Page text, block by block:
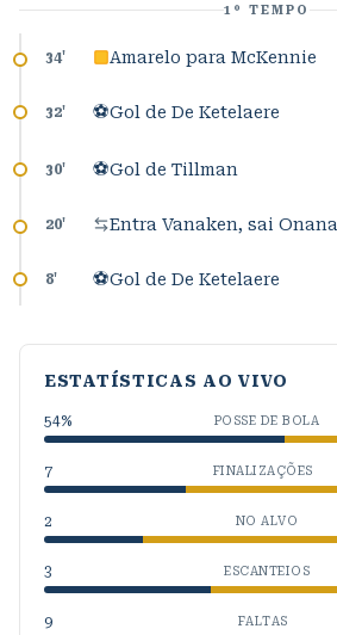
1º TEMPO
34' Amarelo para McKennie
32' ⚽Gol de De Ketelaere
30' ⚽Gol de Tillman
20' Entra Vanaken, sai Onana
8' ⚽Gol de De Ketelaere
ESTATÍSTICAS AO VIVO
54% POSSE DE BOLA
7 FINALIZAÇÕES
2 NO ALVO
3 ESCANTEIOS
9 FALTAS